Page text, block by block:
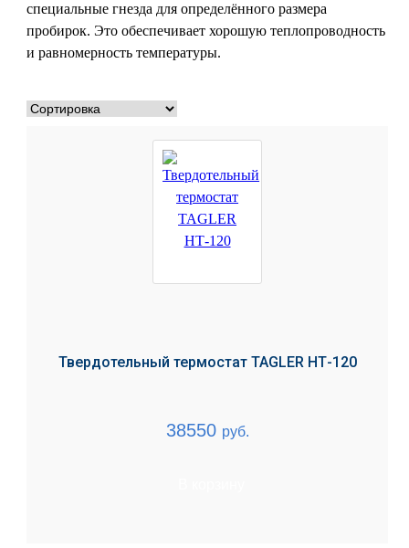
специальные гнезда для определённого размера
пробирок. Это обеспечивает хорошую теплопроводность
и равномерность температуры.
Твердотельный термостат TAGLER НТ-120
38550 руб.